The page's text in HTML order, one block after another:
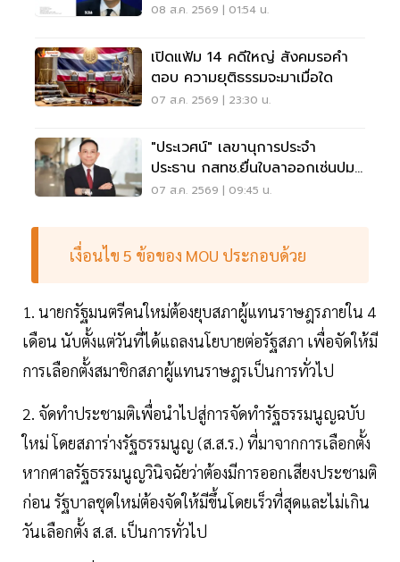
08 ส.ค. 2569 | 01:54 น.
เปิดแฟ้ม 14 คดีใหญ่ สังคมรอคำ
ตอบ ความยุติธรรมจะมาเมื่อใด
07 ส.ค. 2569 | 23:30 น.
"ประเวศน์" เลขานุการประจำ
ประธาน กสทช.ยื่นใบลาออกเซ่นปม
คุณสมบัตินพ.สรณ
07 ส.ค. 2569 | 09:45 น.
เงื่อนไข 5 ข้อของ MOU ประกอบด้วย
1. นายกรัฐมนตรีคนใหม่ต้องยุบสภาผู้แทนราษฎรภายใน 4
เดือน นับตั้งแต่วันที่ได้แถลงนโยบายต่อรัฐสภา เพื่อจัดให้มี
การเลือกตั้งสมาชิกสภาผู้แทนราษฎรเป็นการทั่วไป
2. จัดทำประชามติเพื่อนำไปสู่การจัดทำรัฐธรรมนูญฉบับ
ใหม่ โดยสภาร่างรัฐธรรมนูญ (ส.ส.ร.) ที่มาจากการเลือกตั้ง
หากศาลรัฐธรรมนูญวินิจฉัยว่าต้องมีการออกเสียงประชามติ
ก่อน รัฐบาลชุดใหม่ต้องจัดให้มีขึ้นโดยเร็วที่สุดและไม่เกิน
วันเลือกตั้ง ส.ส. เป็นการทั่วไป